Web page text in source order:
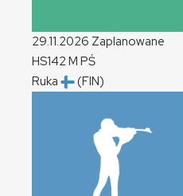
29.11.2026 Zaplanowane
HS142M PŚ
Ruka
(FIN)